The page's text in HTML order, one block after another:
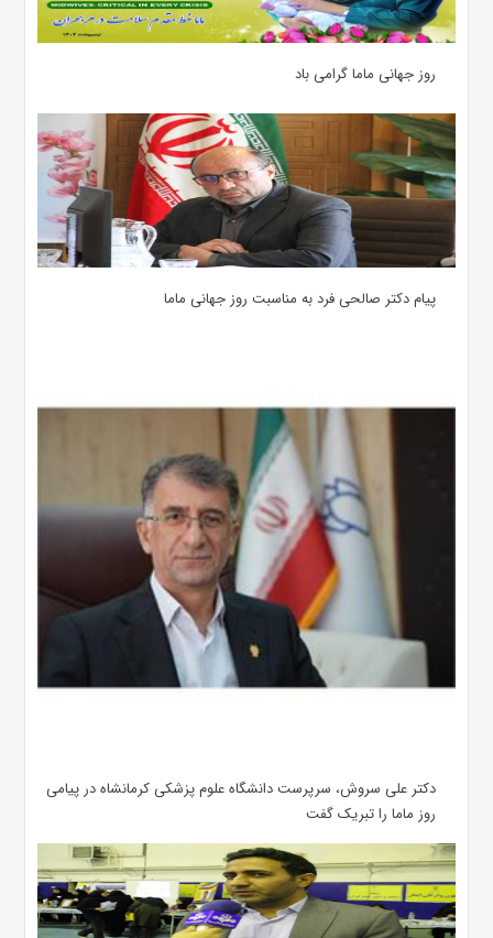
روز جهانی ماما گرامی باد
پیام دکتر صالحی فرد به مناسبت روز جهانی ماما
دکتر علی سروش، سرپرست دانشگاه علوم پزشکی کرمانشاه در پیامی
روز ماما را تبریک گفت